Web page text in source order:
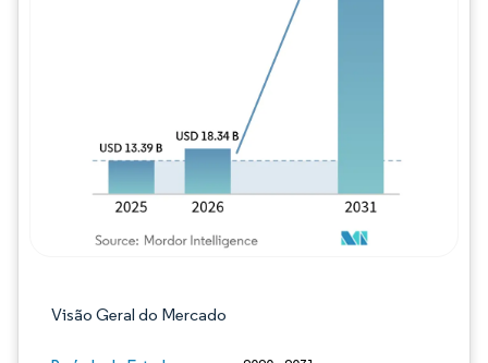
Visão Geral do Mercado
Imagem © Mordor Intelligence. O reuso